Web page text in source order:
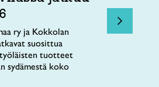
ry ja Kokkolan
suosittua
tuotteet
sydämestä koko